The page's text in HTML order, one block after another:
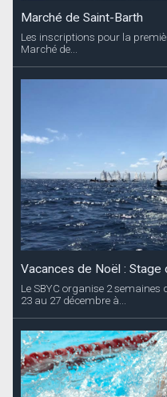
Marché de Saint-Barth
Les inscriptions pour la
Marché de...
Vacances de Noël : Stage
Le SBYC organise 2 semaines
23 au 27 décembre à...